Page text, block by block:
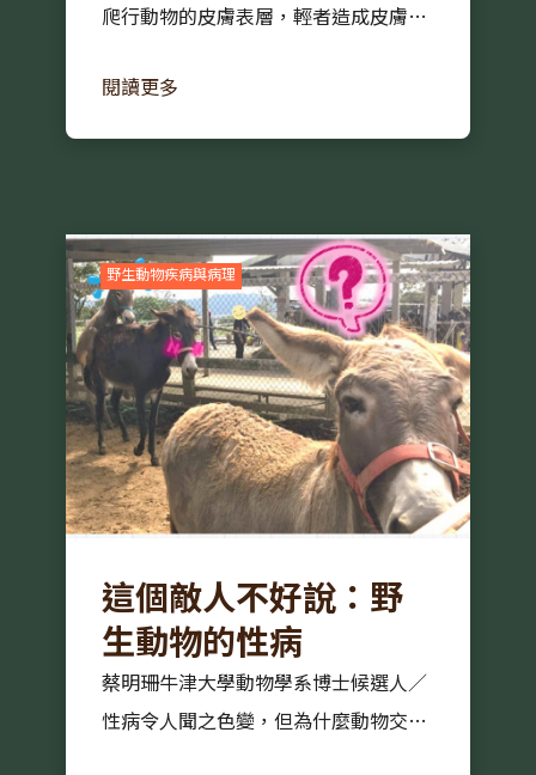
爬行動物的皮膚表層，輕者造成皮膚顏
瘍、壞死，甚至侵犯體內臟器，如肺
閱讀更多
野生動物疾病與病理
這個敵人不好說：野
生動物的性病
蔡明珊牛津大學動物學系博士候選人／
性病令人聞之色變，但為什麼動物交配